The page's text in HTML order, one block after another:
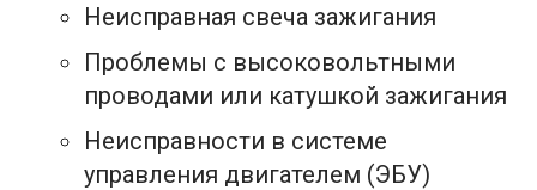
Неисправная свеча зажигания
Проблемы с высоковольтными
проводами или катушкой зажигания
Неисправности в системе
управления двигателем (ЭБУ)